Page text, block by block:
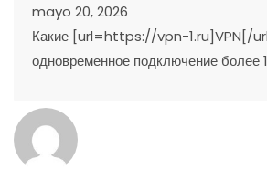
mayo 20, 2026
Какие [url=https://vpn-1.ru]VPN[/
одновременное подключение более